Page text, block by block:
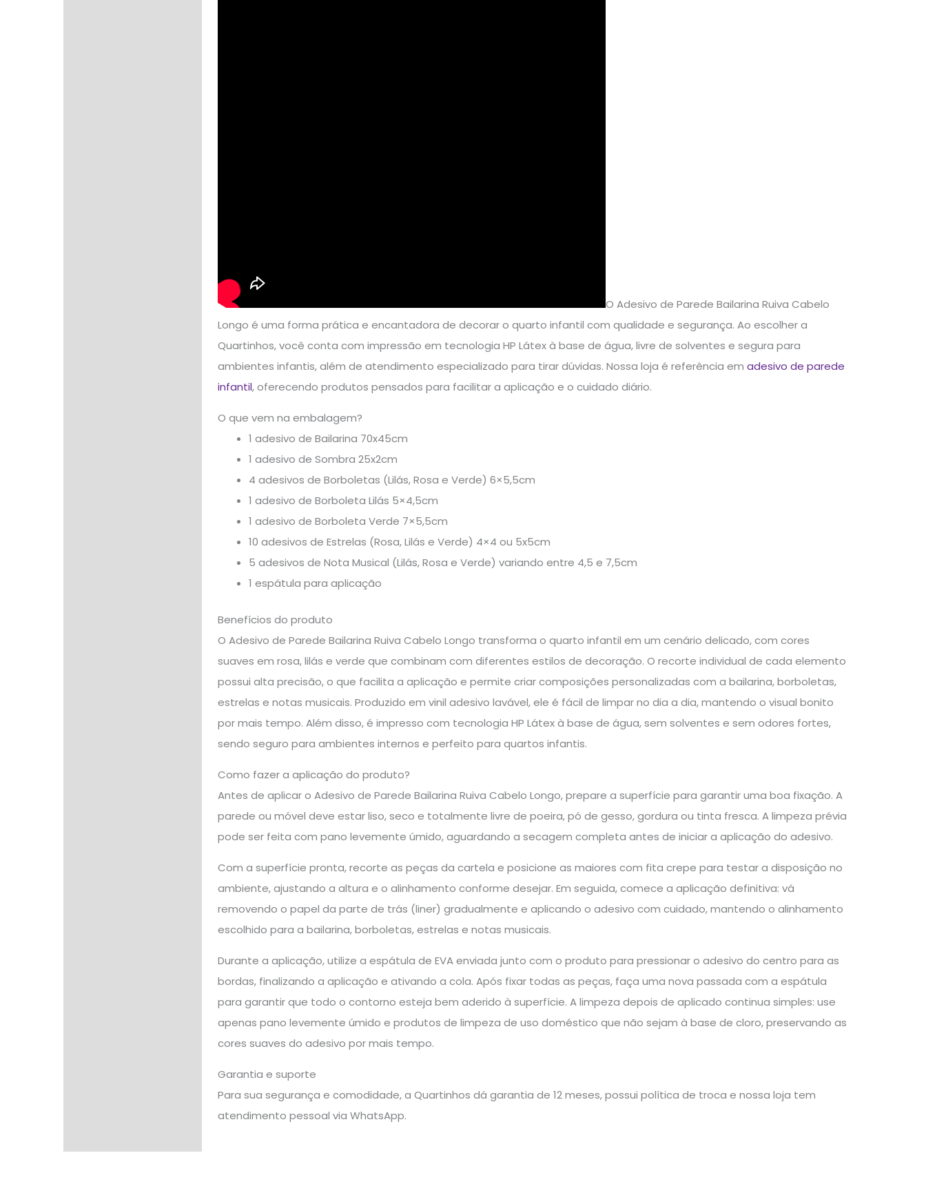
O Adesivo de Parede Bailarina Ruiva Cabelo
Longo é uma forma prática e encantadora de decorar o quarto infantil com qualidade e segurança. Ao escolher a
Quartinhos, você conta com impressão em tecnologia HP Látex à base de água, livre de solventes e segura para
ambientes infantis, além de atendimento especializado para tirar dúvidas. Nossa loja é referência em adesivo de parede
infantil, oferecendo produtos pensados para facilitar a aplicação e o cuidado diário.
O que vem na embalagem?
1 adesivo de Bailarina 70x45cm
1 adesivo de Sombra 25x2cm
4 adesivos de Borboletas (Lilás, Rosa e Verde) 6×5,5cm
1 adesivo de Borboleta Lilás 5×4,5cm
1 adesivo de Borboleta Verde 7×5,5cm
10 adesivos de Estrelas (Rosa, Lilás e Verde) 4×4 ou 5x5cm
5 adesivos de Nota Musical (Lilás, Rosa e Verde) variando entre 4,5 e 7,5cm
1 espátula para aplicação
Benefícios do produto
O Adesivo de Parede Bailarina Ruiva Cabelo Longo transforma o quarto infantil em um cenário delicado, com cores
suaves em rosa, lilás e verde que combinam com diferentes estilos de decoração. O recorte individual de cada elemento
possui alta precisão, o que facilita a aplicação e permite criar composições personalizadas com a bailarina, borboletas,
estrelas e notas musicais. Produzido em vinil adesivo lavável, ele é fácil de limpar no dia a dia, mantendo o visual bonito
por mais tempo. Além disso, é impresso com tecnologia HP Látex à base de água, sem solventes e sem odores fortes,
sendo seguro para ambientes internos e perfeito para quartos infantis.
Como fazer a aplicação do produto?
Antes de aplicar o Adesivo de Parede Bailarina Ruiva Cabelo Longo, prepare a superfície para garantir uma boa fixação. A
parede ou móvel deve estar liso, seco e totalmente livre de poeira, pó de gesso, gordura ou tinta fresca. A limpeza prévia
pode ser feita com pano levemente úmido, aguardando a secagem completa antes de iniciar a aplicação do adesivo.
Com a superfície pronta, recorte as peças da cartela e posicione as maiores com fita crepe para testar a disposição no
ambiente, ajustando a altura e o alinhamento conforme desejar. Em seguida, comece a aplicação definitiva: vá
removendo o papel da parte de trás (liner) gradualmente e aplicando o adesivo com cuidado, mantendo o alinhamento
escolhido para a bailarina, borboletas, estrelas e notas musicais.
Durante a aplicação, utilize a espátula de EVA enviada junto com o produto para pressionar o adesivo do centro para as
bordas, finalizando a aplicação e ativando a cola. Após fixar todas as peças, faça uma nova passada com a espátula
para garantir que todo o contorno esteja bem aderido à superfície. A limpeza depois de aplicado continua simples: use
apenas pano levemente úmido e produtos de limpeza de uso doméstico que não sejam à base de cloro, preservando as
cores suaves do adesivo por mais tempo.
Garantia e suporte
Para sua segurança e comodidade, a Quartinhos dá garantia de 12 meses, possui política de troca e nossa loja tem
atendimento pessoal via WhatsApp.